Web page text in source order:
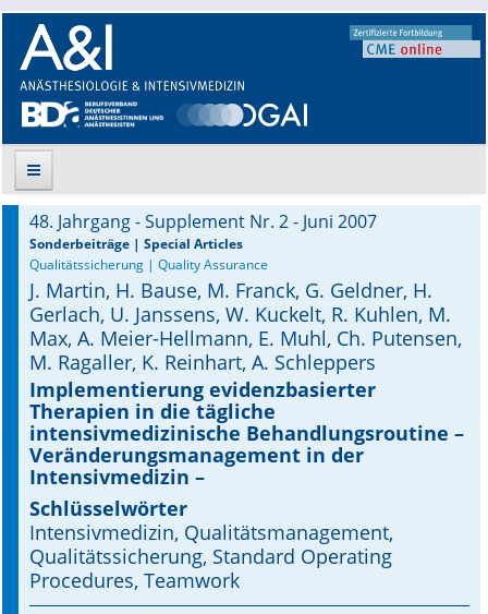
Suche
Aktuelle Ausgabe
Leitlinien
Archiv
Supplements
Supplements OrphanAnesthesia
Online First
A&I English
48. Jahrgang - Supplement Nr. 2 - Juni 2007
Sonderbeiträge | Special Articles
Qualitätssicherung | Quality Assurance
J. Martin, H. Bause, M. Franck, G. Geldner, H.
Gerlach, U. Janssens, W. Kuckelt, R. Kuhlen, M.
Max, A. Meier-Hellmann, E. Muhl, Ch. Putensen,
M. Ragaller, K. Reinhart, A. Schleppers
Implementierung evidenzbasierter
Therapien in die tägliche
intensivmedizinische Behandlungsroutine –
Veränderungsmanagement in der
Intensivmedizin –
Schlüsselwörter
Intensivmedizin, Qualitätsmanagement,
Qualitätssicherung, Standard Operating
Procedures, Teamwork